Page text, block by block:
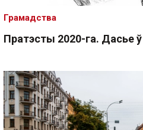
Пратэсты 2020-га. Дасье
Грамадства